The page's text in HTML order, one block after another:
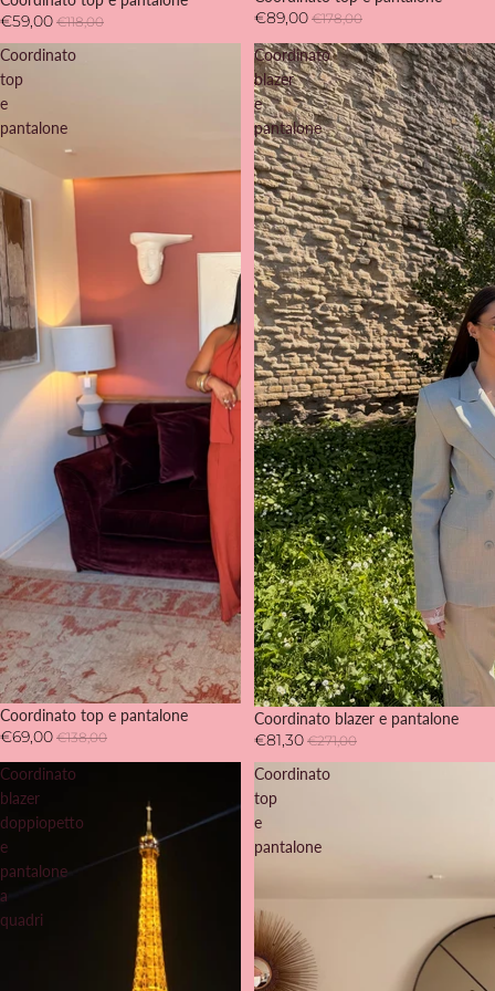
€59,00 €118,00 €89,00 €178,00
Coordinato
top
e
pantalone
-50%
Coordinato top e pantalone
€69,00 €138,00
Coordinato
blazer
e
pantalone
-70%
Coordinato blazer e pantalone
€81,30 €271,00
Coordinato
blazer
doppiopetto
e
pantalone
a
quadri
Coordinato
top
e
pantalone